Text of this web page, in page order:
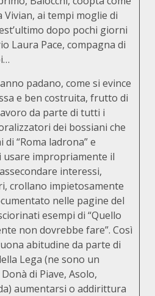
ai tempi moglie di
dopo pochi giorni
Laura Pace, compagna di
padano, come si evince
e ben costruita, frutto di
da parte di tutti i
dei bossiani che
“Roma ladrona” e
usare impropriamente il
interessi,
crollano impietosamente
nelle pagine del
esempi di “Quello
non dovrebbe fare”. Così
abitudine da parte di
Lega (ne sono un
di Piave, Asolo,
aumentarsi o addirittura